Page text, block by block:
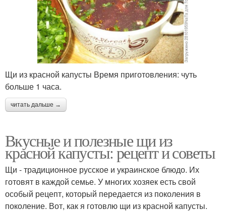
Щи из красной капусты Время приготовления: чуть
больше 1 часа.
читать дальше →
Вкусные и полезные щи из
красной капусты: рецепт и советы
Щи - традиционное русское и украинское блюдо. Их
готовят в каждой семье. У многих хозяек есть свой
особый рецепт, который передается из поколения в
поколение. Вот, как я готовлю щи из красной капусты.